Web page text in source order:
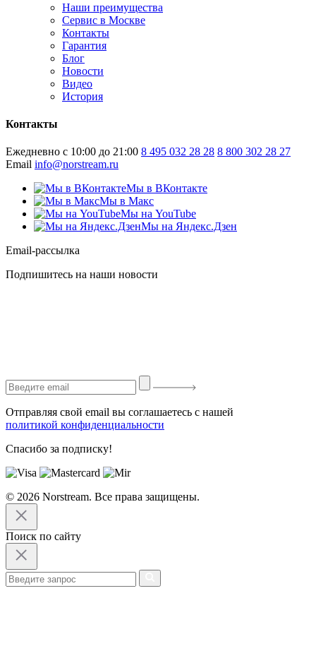
Наши преимущества
Сервис в Москве
Контакты
Гарантия
Блог
Новости
Видео
История
Контакты
Ежедневно с 10:00 до 21:00 8 495 032 28 28 8 800 302 28 27
Email info@norstream.ru
Мы в ВКонтакте
Мы в Макс
Мы на YouTube
Мы на Яндекс.Дзен
Email-рассылка
Подпишитесь на наши новости
Отправляя свой email вы соглашаетесь с нашей
политикой конфиденциальности
Спасибо за подписку!
© 2026 Norstream. Все права защищены.
Поиск по сайту